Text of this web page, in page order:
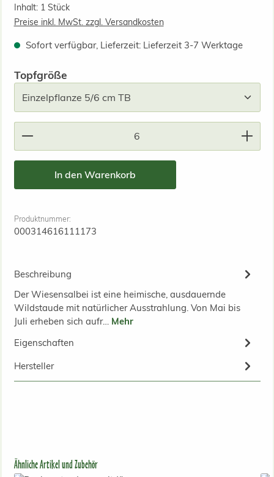
Inhalt: 1 Stück
Preise inkl. MwSt. zzgl. Versandkosten
Sofort verfügbar, Lieferzeit: Lieferzeit 3-7 Werktage
Topfgrößeauswählen
Produkt Anzahl: Gib den gewünschten Wert ein
In den Warenkorb
Produktnummer:
000314616111173
Beschreibung
Der Wiesensalbei ist eine heimische, ausdauernde
Wildstaude mit natürlicher Ausstrahlung. Von Mai bis
Juli erheben sich aufr… Mehr
Eigenschaften
Hersteller
Produktgalerie überspringen
Ähnliche Artikel und Zubehör